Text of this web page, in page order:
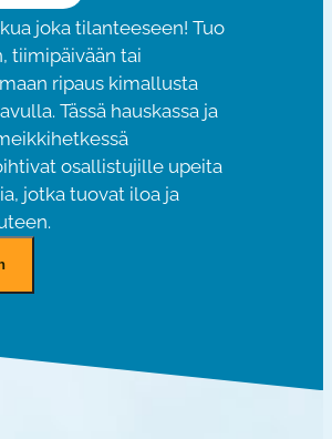
joka tilanteeseen! Tuo
tiimipäivään tai
ripaus kimallusta
Tässä hauskassa ja
osallistujille upeita
jotka tuovat iloa ja